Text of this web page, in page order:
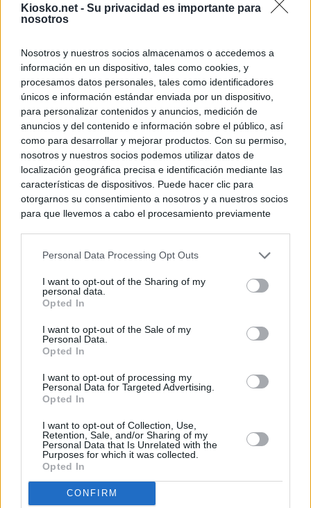
Kiosko.net - Su privacidad es importante para
nosotros
Nosotros y nuestros socios almacenamos o accedemos a
información en un dispositivo, tales como cookies, y
procesamos datos personales, tales como identificadores
únicos e información estándar enviada por un dispositivo,
para personalizar contenidos y anuncios, medición de
anuncios y del contenido e información sobre el público, así
como para desarrollar y mejorar productos. Con su permiso,
nosotros y nuestros socios podemos utilizar datos de
localización geográfica precisa e identificación mediante las
características de dispositivos. Puede hacer clic para
otorgarnos su consentimiento a nosotros y a nuestros socios
para que llevemos a cabo el procesamiento previamente
negar su consentimiento. Tenga en cuenta que algún
de su consentimiento, pero usted tiene el derecho de
rechazar tal procesamiento. Sus preferencias se aplicarán
cualquier momento entrando de nuevo en este sitio web o
visitando nuestra política de privacidad.
Personal Data Processing Opt Outs
I want to opt-out of the Sharing of my
personal data.
Opted In
I want to opt-out of the Sale of my
Personal Data.
Opted In
I want to opt-out of processing my
Personal Data for Targeted Advertising.
Opted In
I want to opt-out of Collection, Use,
Retention, Sale, and/or Sharing of my
Personal Data that Is Unrelated with the
Purposes for which it was collected.
Opted In
CONFIRM